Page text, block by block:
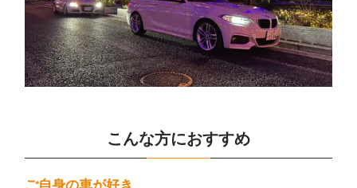
こんな方におすすめ
ご自身の車が好き